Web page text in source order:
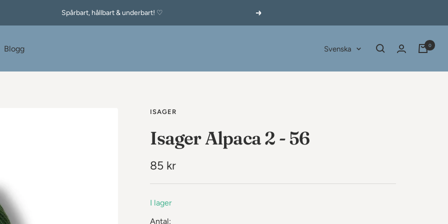
Spårbart, hållbart & underbart! ♡ Nästa
Blogg Språk
Svenska 0
ISAGER
Isager Alpaca 2 - 56
Rea-
pris
85 kr
I lager
Antal: